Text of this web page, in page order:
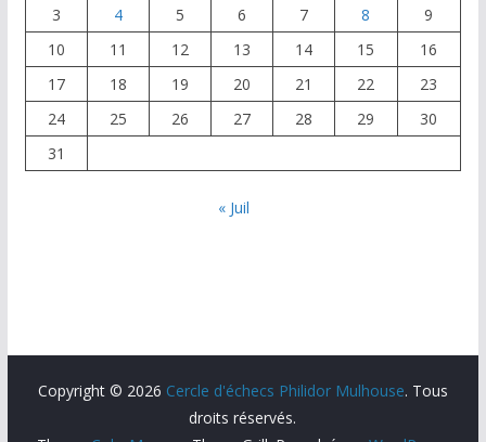
3
4 5 6 7 8
9
10
11 12 13 14 15
16
17
18 19 20 21 22
23
24
25 26 27 28 29
30
31
« Juil
Copyright © 2026 Cercle d'échecs Philidor Mulhouse. Tous
droits réservés.